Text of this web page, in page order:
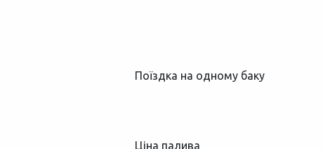
Поїздка на одному баку
Ціна палива